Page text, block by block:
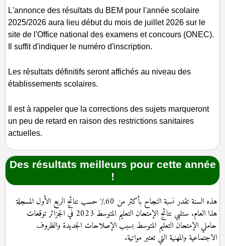
L'annonce des résultats du BEM pour l'année scolaire
2025/2026 aura lieu début du mois de juillet 2026 sur le
site de l'Office national des examens et concours (ONEC).
Il suffit d'indiquer le numéro d'inscription.
Les résultats définitifs seront affichés au niveau des
établissements scolaires.
Il est à rappeler que la corrections des sujets marqueront
un peu de retard en raison des restrictions sanitaires
actuelles.
Des résultats meilleurs pour cette année
!
هذه السنة تقدر نسبة النجاح بأكثر من 60٪ حسب نتائج الربع الأول المسجلة
هذا العام. ستلبي نتائج الإمتحان التعليم المتوسط 2023 في الجزائر توقعات
حاملي الإمتحان التعليم المتوسط بسبب الإصلاحات الجديدة والظروف
الاجتماعية والمهنية التي تعتبر مواتية.